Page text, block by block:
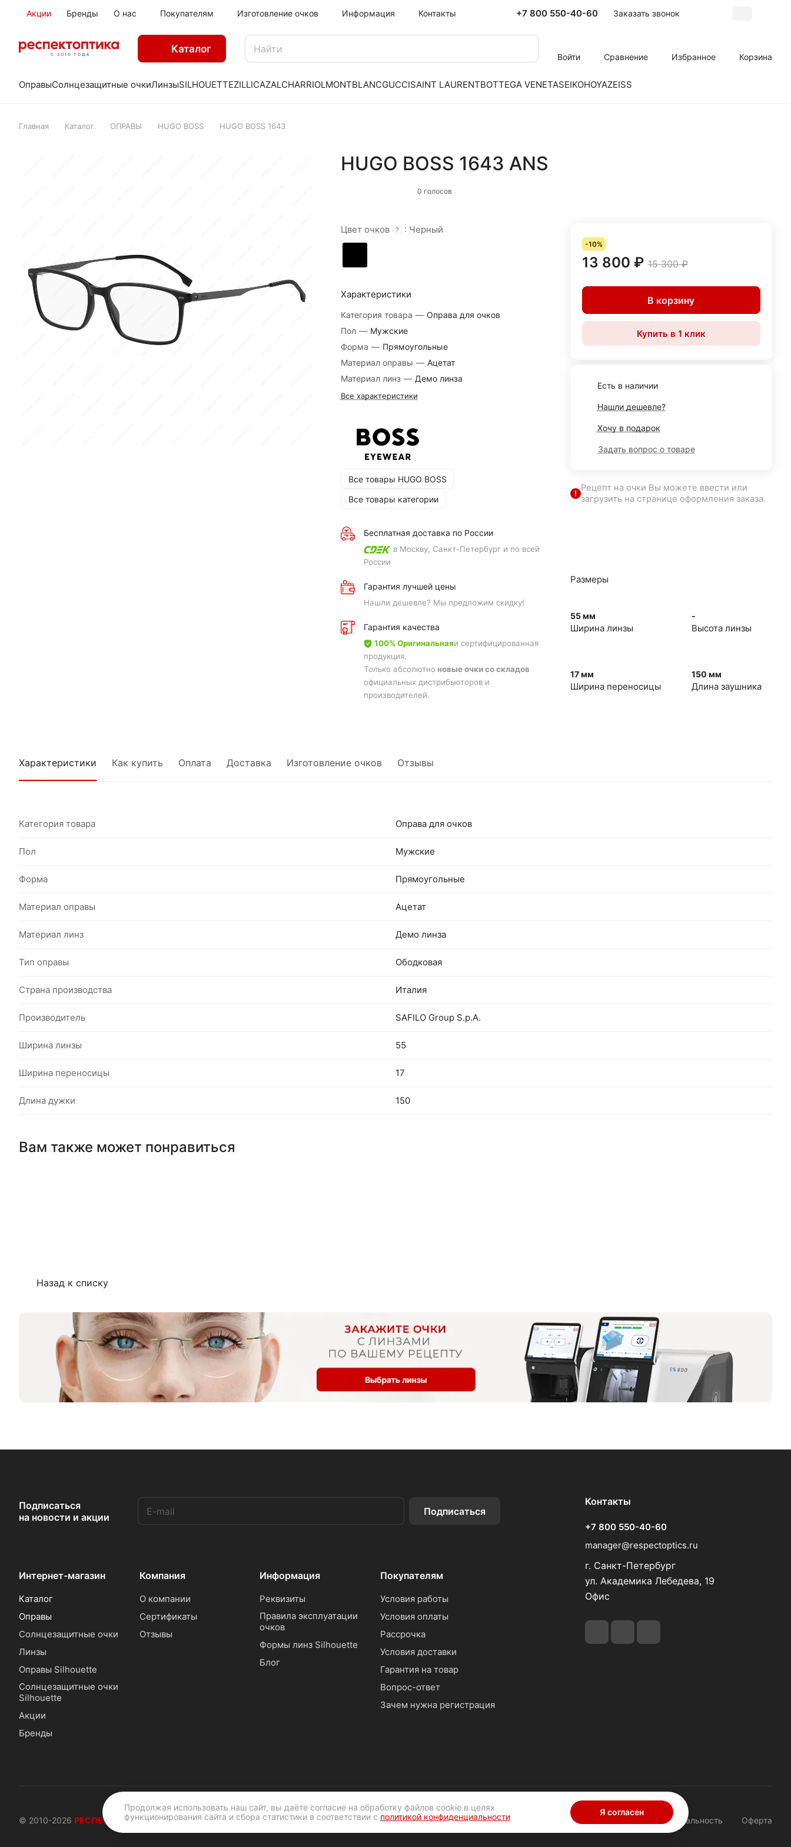
Акции Бренды О нас Покупателям Изготовление очков Информация Контакты +7 800 550-40-60 Заказать звонок
Каталог
Войти Сравнение Избранное Корзина
ОправыСолнцезащитные очкиЛинзыSILHOUETTEZILLICAZALCHARRIOLMONTBLANCGUCCISAINT LAURENTBOTTEGA VENETASEIKOHOYAZEISS
Главная Каталог ОПРАВЫ HUGO BOSS HUGO BOSS 1643
HUGO BOSS 1643 ANS
0 голосов
Цвет очков ? : Черный
Характеристики
Категория товара — Оправа для очков
Пол — Мужские
Форма — Прямоугольные
Материал оправы — Ацетат
Материал линз — Демо линза
Все характеристики
Все товары HUGO BOSS
Все товары категории
Бесплатная доставка по России
в Москву, Санкт-Петербург и по всей
России
Гарантия лучшей цены
Нашли дешевле? Мы предложим скидку!
Гарантия качества
100% Оригинальнаяи сертифицированная
продукция.
Только абсолютноновые очки со складов
официальных дистрибьюторов и
производителей.
-10%
13 800 ₽ 15 300 ₽
В корзину
Купить в 1 клик
Есть в наличии
Нашли дешевле?
Хочу в подарок
Задать вопрос о товаре
Рецепт на очки Вы можете ввести или
загрузить на странице оформления заказа.
Размеры
55 мм
Ширина линзы
-
Высота линзы
17 мм
Ширина переносицы
150 мм
Длина заушника
Характеристики Как купить Оплата Доставка Изготовление очков Отзывы
Категория товара Оправа для очков
Пол Мужские
Форма Прямоугольные
Материал оправы Ацетат
Материал линз Демо линза
Тип оправы Ободковая
Страна производства Италия
Производитель SAFILO Group S.p.A.
Ширина линзы 55
Ширина переносицы 17
Длина дужки 150
Вам также может понравиться
Назад к списку
Подписаться
на новости и акции
Подписаться
Интернет-магазин
Каталог
Оправы
Солнцезащитные очки
Линзы
Оправы Silhouette
Солнцезащитные очки
Silhouette
Акции
Бренды
Компания
О компании
Сертификаты
Отзывы
Информация
Реквизиты
Правила эксплуатации
очков
Формы линз Silhouette
Блог
Покупателям
Условия работы
Условия оплаты
Рассрочка
Условия доставки
Гарантия на товар
Вопрос-ответ
Зачем нужна регистрация
Контакты
+7 800 550-40-60
manager@respectoptics.ru
г. Санкт-Петербург
ул. Академика Лебедева, 19
Офис
© 2010-2026 РЕСПЕКТОПТИКА |16 лет Конфиденциальность Оферта
Продолжая использовать наш сайт, вы даёте согласие на обработку файлов cookie в целях
функционирования сайта и сбора статистики в соответствии с политикой конфиденциальности Я согласен